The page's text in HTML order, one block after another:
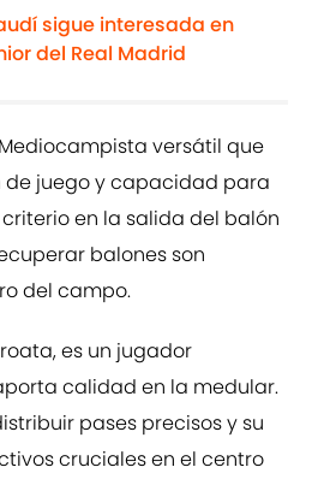
sigue interesada en
del Real Madrid
versátil que
de juego y capacidad para
en la salida del balón
balones son
del campo.
es un jugador
calidad en la medular.
pases precisos y su
cruciales en el centro